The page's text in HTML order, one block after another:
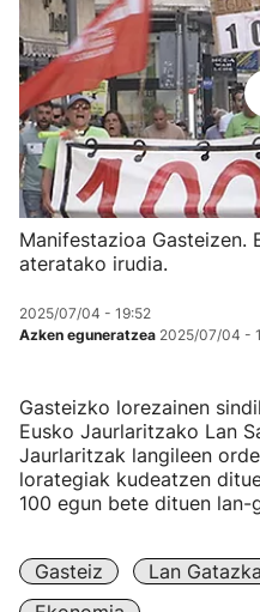
Manifestazioa Gasteizen.
ateratako irudia.
2025/07/04 - 19:52
Azken eguneratzea 2025/07/04 -
Gasteizko lorezainen
Eusko Jaurlaritzako Lan
Jaurlaritzak langileen
lorategiak kudeatzen
100 egun bete dituen
Gasteiz Lan